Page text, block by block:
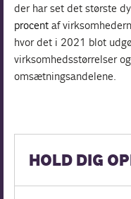
der har set det største
procent af
hvor det i 2021 blot
virksomhedsstørrelser
omsætningsandelene.
HOLD DIG